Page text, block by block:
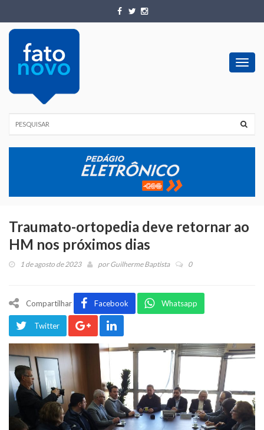
Traumato-ortopedia deve retornar ao
HM nos próximos dias
1 de agosto de 2023 porGuilherme Baptista 0
Compartilhar Facebook Whatsapp
Twitter